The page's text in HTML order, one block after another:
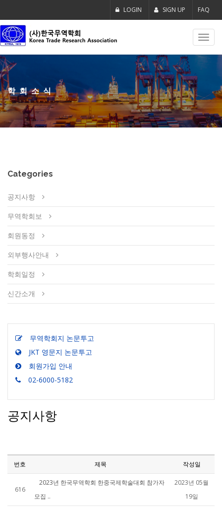
LOGIN SIGN UP FAQ
학회소식
Categories
공지사항
무역학회보
회원동정
외부행사안내
학회일정
신간소개
무역학회지 논문투고
JKT 영문지 논문투고
회원가입 안내
02-6000-5182
공지사항
번호 제목 작성일
616
2023년 한국무역학회 한중국제학술대회 참가자
모집 ..
2023년 05월
19일